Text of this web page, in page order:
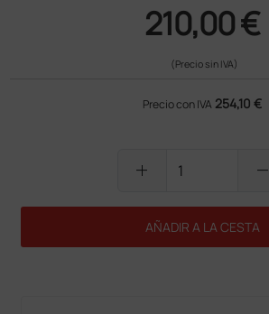
210,00 €
(Precio sin IVA)
Precio con IVA 254,10 €
add remove
AÑADIR A LA CESTA